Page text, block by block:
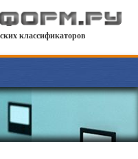
классификаторов